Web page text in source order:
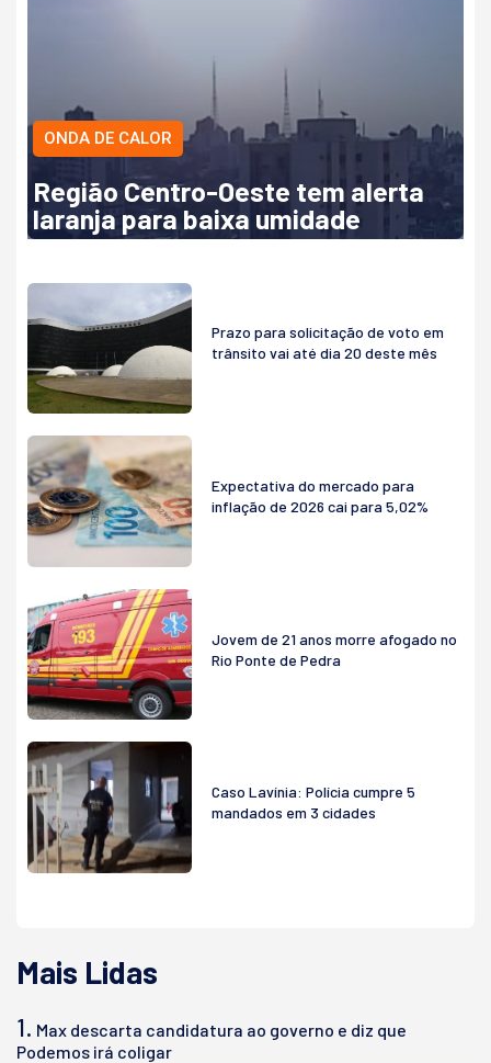
ONDA DE CALOR
Região Centro-Oeste tem alerta
laranja para baixa umidade
Prazo para solicitação de voto em
trânsito vai até dia 20 deste mês
Expectativa do mercado para
inflação de 2026 cai para 5,02%
Jovem de 21 anos morre afogado no
Rio Ponte de Pedra
Caso Lavínia: Polícia cumpre 5
mandados em 3 cidades
Mais Lidas
1. Max descarta candidatura ao governo e diz que
Podemos irá coligar